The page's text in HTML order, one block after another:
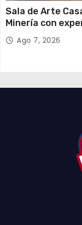
Sala de Arte
Minería con
cobreAgo 7, 2026